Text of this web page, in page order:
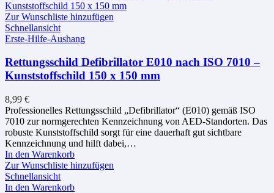
der
Produktseite
werden
Optionen
können
der
gewählt
werden
Zur Wunschliste hinzufügen
Schnellansicht
Erste-Hilfe-Aushang
Rettungsschild Defibrillator E010 nach ISO 7010 –
Kunststoffschild 150 x 150 mm
8,99 €
Professionelles Rettungsschild „Defibrillator“ (E010) gemäß ISO
7010 zur normgerechten Kennzeichnung von AED-Standorten. Das
robuste Kunststoffschild sorgt für eine dauerhaft gut sichtbare
Kennzeichnung und hilft dabei,…
In den Warenkorb
Zur Wunschliste hinzufügen
Schnellansicht
In den Warenkorb